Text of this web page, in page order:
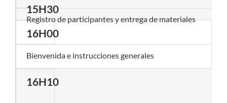
15H30
Registro de participantes y entrega de materiales
16H00
Bienvenida e instrucciones generales
16H10